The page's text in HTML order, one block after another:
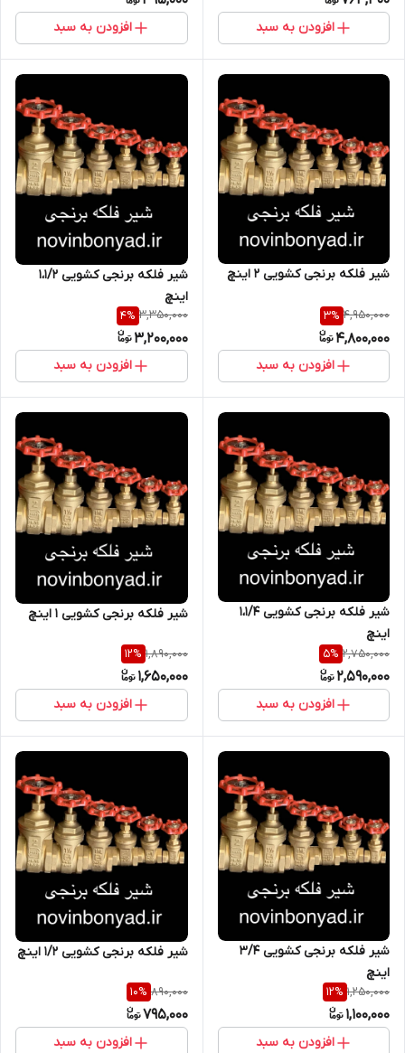
افزودن به سبد افزودن به سبد
شیر فلکه برنجی کشویی 2 اینچ
4,950,000
3%
4,800,000
افزودن به سبد
شیر فلکه برنجی کشویی 1،1/2
اینچ
3,350,000
4%
3,200,000
افزودن به سبد
شیر فلکه برنجی کشویی 1،1/4
اینچ
2,750,000
5%
2,590,000
افزودن به سبد
شیر فلکه برنجی کشویی 1 اینچ
1,890,000
12%
1,650,000
افزودن به سبد
شیر فلکه برنجی کشویی 3/4
اینچ
1,250,000
12%
1,100,000
افزودن به سبد
شیر فلکه برنجی کشویی ۱/۲ اینچ
890,000
10%
795,000
افزودن به سبد